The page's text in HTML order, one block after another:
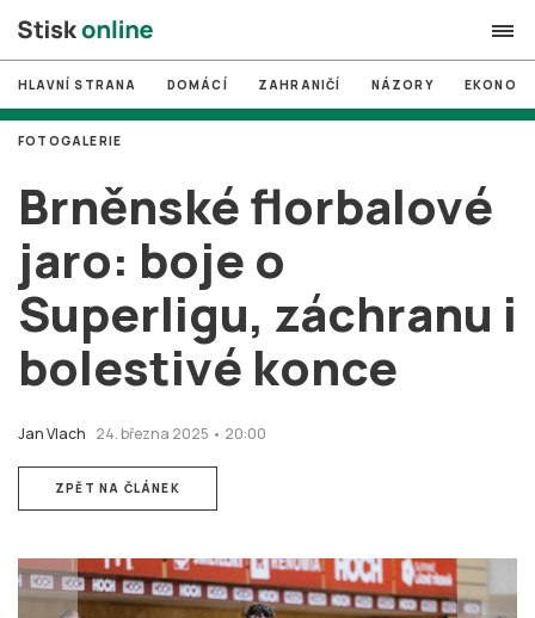
search
# MUNI
# Brno
# volby
login PŘIHLÁSIT SE
Zapomněli jste heslo?
HLAVNÍ STRANA DOMÁCÍ ZAHRANIČÍ NÁZORY
Brněnské florbalové
jaro: boje o
Superligu, záchranu i
bolestivé konce
Jan Vlach 24. března 2025 • 20:00
FOTOGALERIE
ZPĚT NA ČLÁNEK